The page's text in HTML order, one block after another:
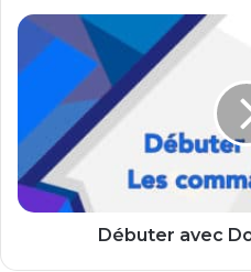
Débuter
avec
Docker
bases
Débuter avec